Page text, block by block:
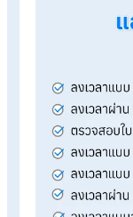
แอปล
แอปลงเวลาเข้
พนักงานผ่านร
รวดเร็ว แม่นย
Timeโดยแอปล